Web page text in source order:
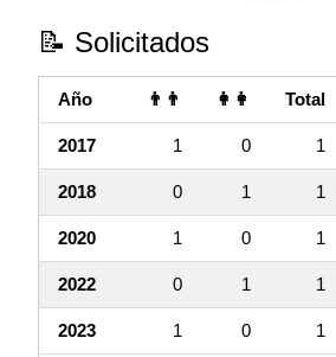
📝 Solicitados
Año 👨👨 👩👩 Total
2017 1 0 1
2018 0 1 1
2020 1 0 1
2022 0 1 1
2023 1 0 1